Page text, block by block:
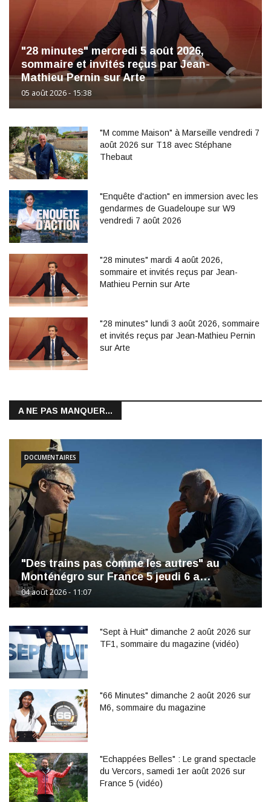
"28 minutes" mercredi 5 août 2026,
sommaire et invités reçus par Jean-
Mathieu Pernin sur Arte
05 août 2026 - 15:38
"M comme Maison" à Marseille vendredi 7
août 2026 sur T18 avec Stéphane
Thebaut
"Enquête d'action" en immersion avec les
gendarmes de Guadeloupe sur W9
vendredi 7 août 2026
"28 minutes" mardi 4 août 2026,
sommaire et invités reçus par Jean-
Mathieu Pernin sur Arte
"28 minutes" lundi 3 août 2026, sommaire
et invités reçus par Jean-Mathieu Pernin
sur Arte
A NE PAS MANQUER...
"Des trains pas comme les autres" au
Monténégro sur France 5 jeudi 6 a…
04 août 2026 - 11:07
DOCUMENTAIRES
"Sept à Huit" dimanche 2 août 2026 sur
TF1, sommaire du magazine (vidéo)
"66 Minutes" dimanche 2 août 2026 sur
M6, sommaire du magazine
"Echappées Belles" : Le grand spectacle
du Vercors, samedi 1er août 2026 sur
France 5 (vidéo)